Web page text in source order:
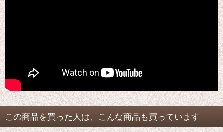
この商品を買った人は、こんな商品も買っています